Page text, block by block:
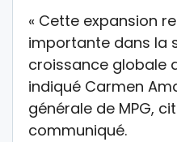
« Cette expansion
importante dans la
croissance globale
indiqué Carmen
générale de MPG,
communiqué.